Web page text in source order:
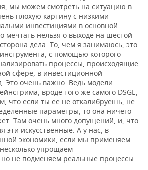
мы можем смотреть на ситуацию в
плохую картину с низкими
инвестициями в основной
мечтать нельзя о выходе на шестой
дела. То, чем я занимаюсь, это
с помощью которого
процессы, происходящие
сфере, в инвестиционной
Это очень важно. Ведь модели
вроде того же самого DSGE,
что если ты ее не откалибруешь, не
параметры, то она ничего
Там очень много допущений, и, что
эти искусственные. А у нас, в
экономики, если мы применяем
упрощаем
но не подменяем реальные процессы